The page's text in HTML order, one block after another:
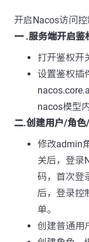
开启Nacos访问控
一 .服务端开启鉴
打开鉴权开
设置鉴权插
nacos模型
二.创建用户/角色
修改admin
关后，登录
码，首次登
后，登录控
单。
创建普通用